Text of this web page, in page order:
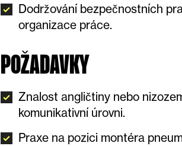
Dodržování bezpečnostních
organizace práce.
POŽADAVKY
Znalost angličtiny nebo
komunikativní úrovni.
Praxe na pozici montéra